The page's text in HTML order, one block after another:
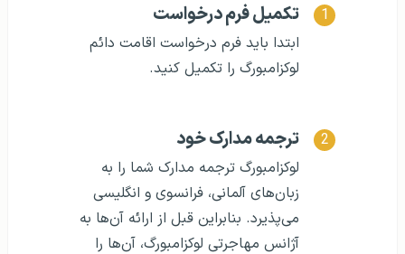
تکمیل فرم درخواست
ابتدا باید فرم درخواست اقامت دائم
لوکزامبورگ را تکمیل کنید.
ترجمه مدارک خود
لوکزامبورگ ترجمه مدارک شما را به
زبان‌های آلمانی، فرانسوی و انگلیسی
می‌پذیرد. بنابراین قبل از ارائه آن‌ها به
آژانس مهاجرتی لوکزامبورگ، آن‌ها را